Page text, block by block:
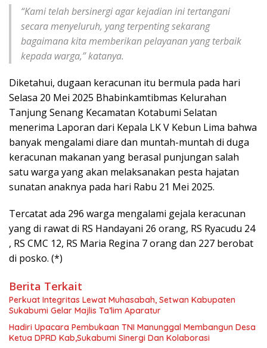
“Kami telah bersinergi agar kejadian ini tertangani
secara menyeluruh, yang terpenting sekarang
bagaimana kita memberikan pelayanan yang terbaik
kepada warga,” katanya.
Diketahui, dugaan keracunan itu bermula pada hari
Selasa 20 Mei 2025 Bhabinkamtibmas Kelurahan
Tanjung Senang Kecamatan Kotabumi Selatan
menerima Laporan dari Kepala LK V Kebun Lima bahwa
banyak mengalami diare dan muntah-muntah di duga
keracunan makanan yang berasal punjungan salah
satu warga yang akan melaksanakan pesta hajatan
sunatan anaknya pada hari Rabu 21 Mei 2025.
Tercatat ada 296 warga mengalami gejala keracunan
yang di rawat di RS Handayani 26 orang, RS Ryacudu 24
, RS CMC 12, RS Maria Regina 7 orang dan 227 berobat
di posko. (*)
Berita Terkait
Perkuat Integritas Lewat Muhasabah, Setwan Kabupaten
Sukabumi Gelar Majlis Ta’lim Aparatur
Hadiri Upacara Pembukaan TNI Manunggal Membangun Desa
Ketua DPRD Kab,Sukabumi Sinergi Dan Kolaborasi